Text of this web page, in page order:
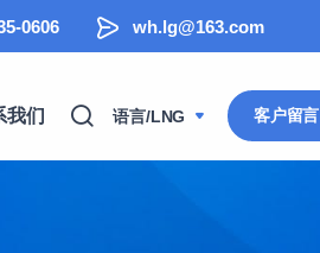
0606 wh.lg@163.com
我们 语言/LNG 客户留言